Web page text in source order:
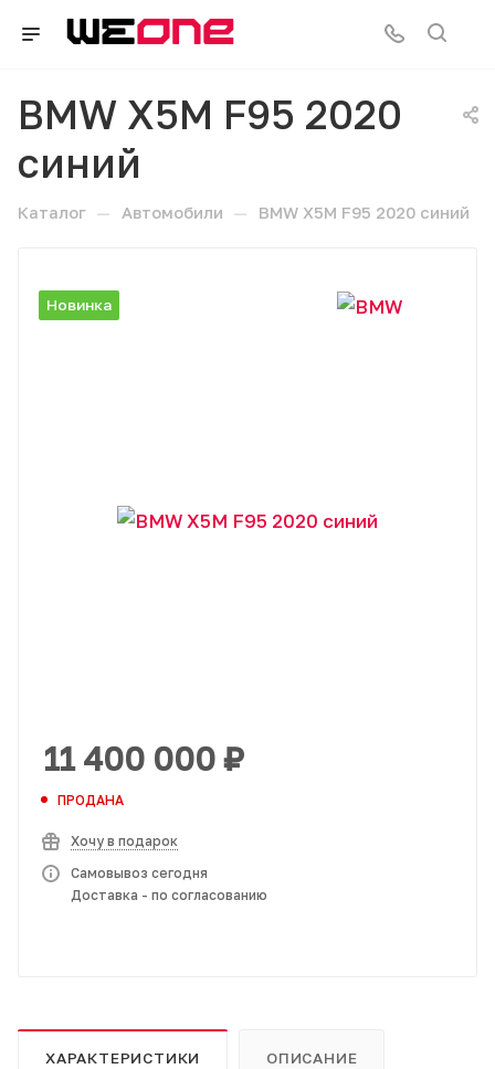
BMW X5M F95 2020
синий
Каталог — Автомобили — BMW X5M F95 2020 синий
Новинка
11 400 000 ₽
ПРОДАНА
Хочу в подарок
Самовывоз сегодня
Доставка - по согласованию
ХАРАКТЕРИСТИКИ ОПИСАНИЕ